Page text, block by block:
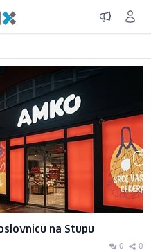
na Stupu
0 0